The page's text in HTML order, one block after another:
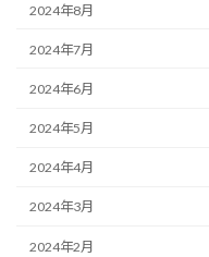
2024年8月
2024年7月
2024年6月
2024年5月
2024年4月
2024年3月
2024年2月